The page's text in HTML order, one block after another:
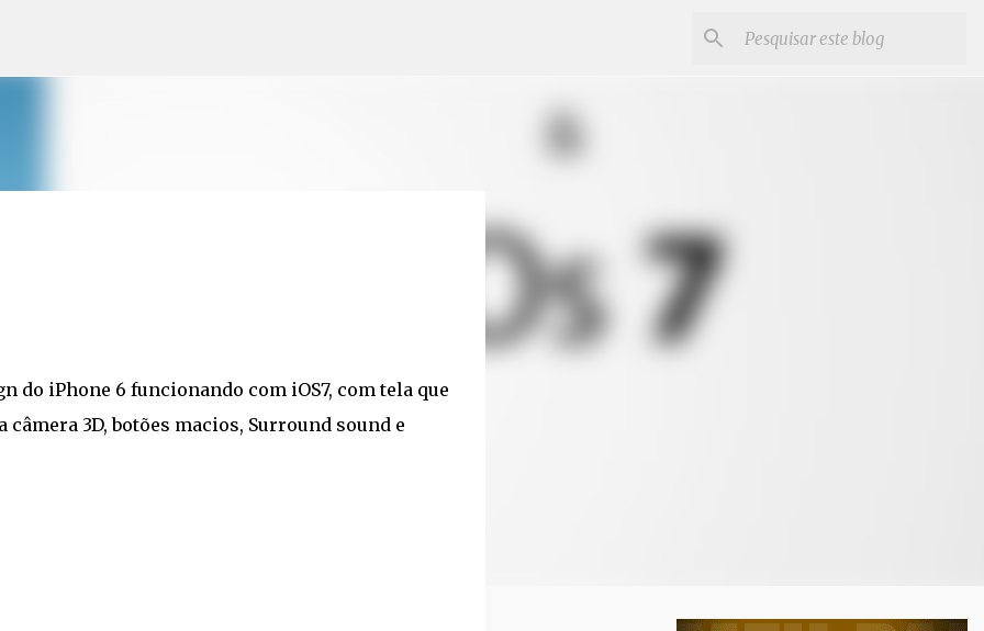
do iPhone 6 funcionando com iOS7, com tela que
3D, botões macios, Surround sound e